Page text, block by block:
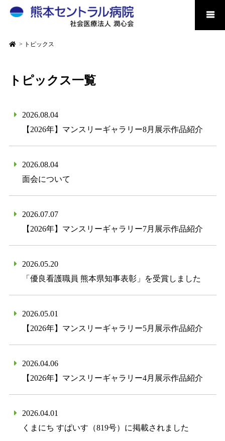
> トピックス
トピックス一覧
2026.08.04
【2026年】マンスリーギャラリー8月展示作品紹介
2026.08.04
面会について
2026.07.07
【2026年】マンスリーギャラリー7月展示作品紹介
2026.05.20
「優良看護職員 熊本県知事表彰」を受賞しました
2026.05.01
【2026年】マンスリーギャラリー5月展示作品紹介
2026.04.06
【2026年】マンスリーギャラリー4月展示作品紹介
2026.04.01
くまにち すぱいす（819号）に掲載されました